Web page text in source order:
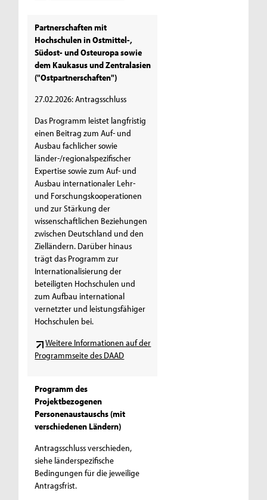
Partnerschaften mit
Hochschulen in Ostmittel-,
Südost- und Osteuropa sowie
dem Kaukasus und Zentralasien
("Ostpartnerschaften")
27.02.2026: Antragsschluss
Das Programm leistet langfristig
einen Beitrag zum Auf- und
Ausbau fachlicher sowie
länder-/regionalspezifischer
Expertise sowie zum Auf- und
Ausbau internationaler Lehr-
und Forschungskooperationen
und zur Stärkung der
wissenschaftlichen Beziehungen
zwischen Deutschland und den
Zielländern. Darüber hinaus
trägt das Programm zur
Internationalisierung der
beteiligten Hochschulen und
zum Aufbau international
vernetzter und leistungsfähiger
Hochschulen bei.
Weitere Informationen auf der
Programmseite des DAAD
Programm des
Projektbezogenen
Personenaustauschs (mit
verschiedenen Ländern)
Antragsschluss verschieden,
siehe länderspezifische
Bedingungen für die jeweilige
Antragsfrist.